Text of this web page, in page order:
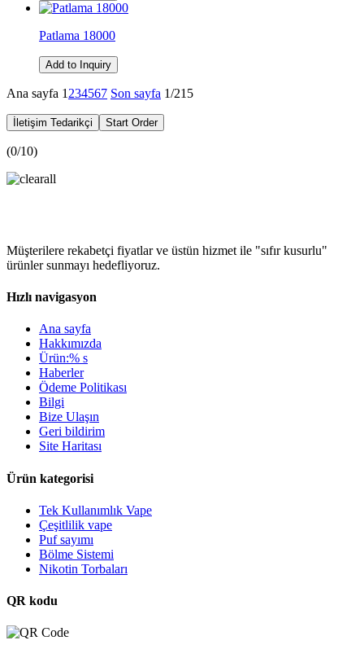
Patlama 18000
Add to Inquiry
Ana sayfa 1 234567 Son sayfa 1/215
İletişim Tedarikçi Start Order
(0/10)
Müşterilere rekabetçi fiyatlar ve üstün hizmet ile "sıfır kusurlu"
ürünler sunmayı hedefliyoruz.
Hızlı navigasyon
Ana sayfa
Hakkımızda
Ürün:% s
Haberler
Ödeme Politikası
Bilgi
Bize Ulaşın
Geri bildirim
Site Haritası
Ürün kategorisi
Tek Kullanımlık Vape
Çeşitlilik vape
Puf sayımı
Bölme Sistemi
Nikotin Torbaları
QR kodu